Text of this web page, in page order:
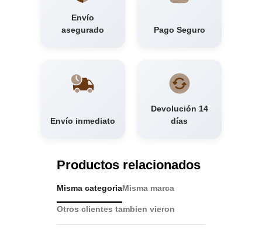
Envío
asegurado
Pago Seguro
Envío inmediato
Devolución 14
días
Productos relacionados
Misma categoriaMisma marca
Otros clientes tambien vieron